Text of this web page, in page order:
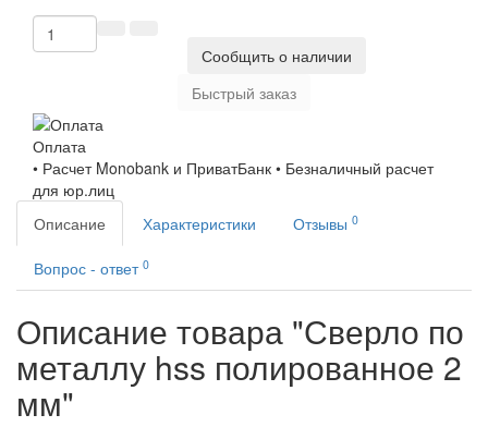
Сообщить о наличии
Быстрый заказ
Оплата
• Расчет Monobank и ПриватБанк • Безналичный расчет
для юр.лиц
Описание
Характеристики Отзывы 0
Вопрос - ответ 0
Описание товара "Сверло по
металлу hss полированное 2
мм"